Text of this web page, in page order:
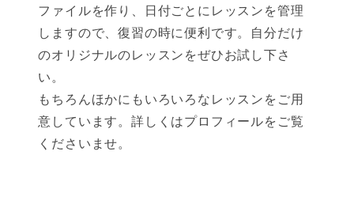
ファイルを作り、日付ごとにレッスンを管理
しますので、復習の時に便利です。自分だけ
のオリジナルのレッスンをぜひお試し下さ
い。
もちろんほかにもいろいろなレッスンをご用
意しています。詳しくはプロフィールをご覧
くださいませ。